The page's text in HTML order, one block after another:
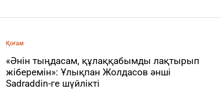
Қоғам
«Әнін тыңдасам, құлаққабымды лақтырып
жіберемін»: Ұлықпан Жолдасов әнші
Sadraddin-ге шүйлікті